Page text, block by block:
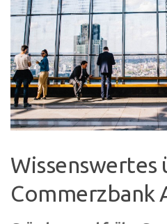
Wissenswertes
Commerzbank